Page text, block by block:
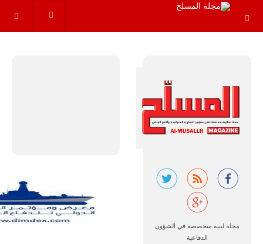
مجلة ليبية متخصصة في الشؤون
الدفاعية
أفريقيا
تتصدر العالم
في الطلب